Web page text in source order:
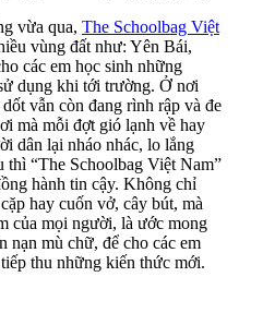
vừa qua, The Schoolbag Việt
vùng đất như: Yên Bái,
các em học sinh những
dụng khi tới trường. Ở nơi
vẫn còn đang rình rập và đe
mà mỗi đợt gió lạnh về hay
dân lại nháo nhác, lo lắng
thì “The Schoolbag Việt Nam”
hành tin cậy. Không chỉ
hay cuốn vở, cây bút, mà
của mọi người, là ước mong
nạn mù chữ, để cho các em
thu những kiến thức mới.